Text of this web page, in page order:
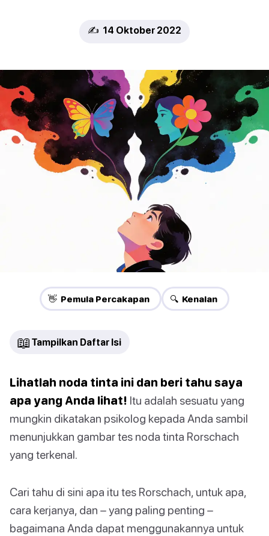
✍️ 14 Oktober 2022
👋 Pemula Percakapan 🔍 Kenalan
📖 Tampilkan Daftar Isi
Lihatlah noda tinta ini dan beri tahu saya
apa yang Anda lihat! Itu adalah sesuatu yang
mungkin dikatakan psikolog kepada Anda sambil
menunjukkan gambar tes noda tinta Rorschach
yang terkenal.
Cari tahu di sini apa itu tes Rorschach, untuk apa,
cara kerjanya, dan – yang paling penting –
bagaimana Anda dapat menggunakannya untuk